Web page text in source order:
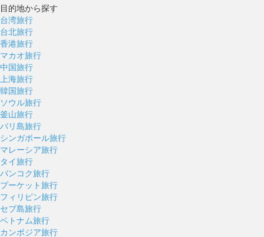
目的地から探す
台湾旅行
台北旅行
香港旅行
マカオ旅行
中国旅行
上海旅行
韓国旅行
ソウル旅行
釜山旅行
バリ島旅行
シンガポール旅行
マレーシア旅行
タイ旅行
バンコク旅行
プーケット旅行
フィリピン旅行
セブ島旅行
ベトナム旅行
カンボジア旅行